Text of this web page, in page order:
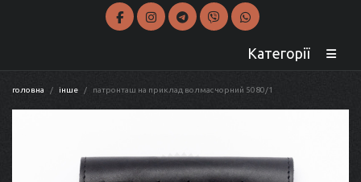
Категорії
головна інше патронташ на приклад волмас чорний 5080/1